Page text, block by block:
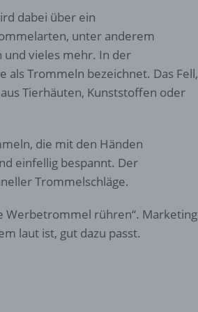
dabei über ein
unter anderem
vieles mehr. In der
als Trommeln bezeichnet. Das Fell,
Tierhäuten, Kunststoffen oder
die mit den Händen
einfellig bespannt. Der
Trommelschläge.
Werbetrommel rühren“. Marketing
laut ist, gut dazu passt.
eine natürliche
mittels
zu einer
oder zu
Ausdruck der
dieser natürlichen
Verfahren